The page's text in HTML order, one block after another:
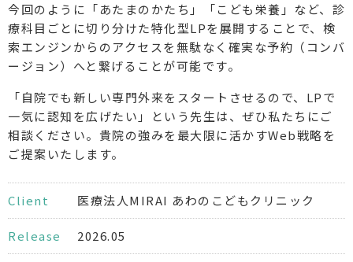
今回のように「あたまのかたち」「こども栄養」など、診
療科目ごとに切り分けた特化型LPを展開することで、検
索エンジンからのアクセスを無駄なく確実な予約（コンバ
ージョン）へと繋げることが可能です。
「自院でも新しい専門外来をスタートさせるので、LPで
一気に認知を広げたい」という先生は、ぜひ私たちにご
相談ください。貴院の強みを最大限に活かすWeb戦略を
ご提案いたします。
Client 医療法人MIRAI あわのこどもクリニック
Release 2026.05